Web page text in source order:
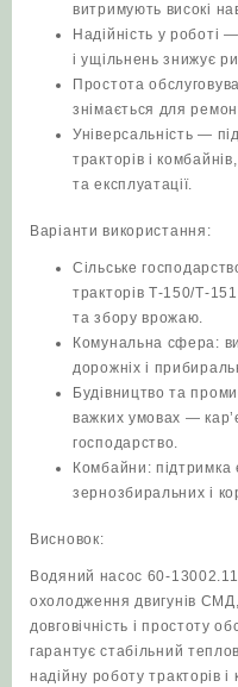
витримують високі
Надійність у роботі
і ущільнень знижує
Простота
знімається для
Універсальність —
тракторів і
та експлуатації.
Варіанти використання:
Сільське
тракторів Т-150/Т-151
та збору врожаю.
Комунальна сфера:
дорожніх і
Будівництво та
важких умовах —
господарство.
Комбайни: підтримка
зернозбиральних і
Висновок:
Водяний насос 60-
охолодження двигунів
довговічність і простоту
гарантує стабільний
надійну роботу тракторів